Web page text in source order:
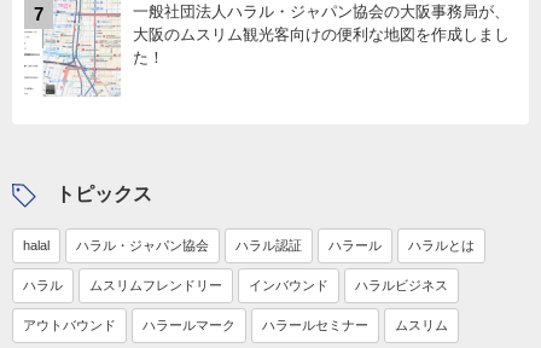
7
一般社団法人ハラル・ジャパン協会の大阪事務局が、
大阪のムスリム観光客向けの便利な地図を作成しまし
た！
トピックス
halal ハラル・ジャパン協会 ハラル認証 ハラール ハラルとは
ハラル ムスリムフレンドリー インバウンド ハラルビジネス
アウトバウンド ハラールマーク ハラールセミナー ムスリム